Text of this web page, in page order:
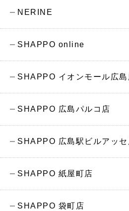
NERINE
SHAPPO online
SHAPPO イオンモール広島
SHAPPO 広島パルコ店
SHAPPO 広島駅ビルアッセ
SHAPPO 紙屋町店
SHAPPO 袋町店